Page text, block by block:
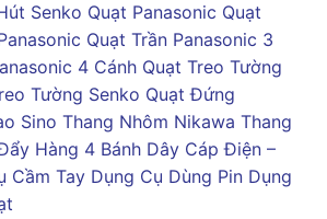
Senko Quạt Panasonic Quạt
Quạt Trần Panasonic 3
4 Cánh Quạt Treo Tường
Tường Senko Quạt Đứng
Sino Thang Nhôm Nikawa Thang
Hàng 4 Bánh Dây Cáp Điện –
Cầm Tay Dụng Cụ Dùng Pin Dụng